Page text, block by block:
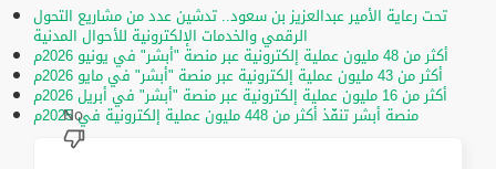
تحت رعاية الأمير عبدالعزيز بن سعود.. تدشين عدد من مشاريع التحول
الرقمي والخدمات الإلكترونية للأحوال المدنية
أكثر من 48 مليون عملية إلكترونية عبر منصة "أبشر" في يونيو 2026م
أكثر من 43 مليون عملية إلكترونية عبر منصة "أبشر" في مايو 2026م
أكثر من 16 مليون عملية إلكترونية عبر منصة "أبشر" في أبريل 2026م
منصة أبشر تنفّذ أكثر من 448 مليون عملية إلكترونية في 2025م